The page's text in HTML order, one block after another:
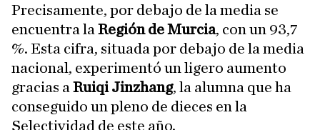
Precisamente, por debajo de la media se
encuentra la Región de Murcia, con un 93,7
%. Esta cifra, situada por debajo de la media
nacional, experimentó un ligero aumento
gracias a Ruiqi Jinzhang, la alumna que ha
conseguido un pleno de dieces en la
Selectividad de este año.